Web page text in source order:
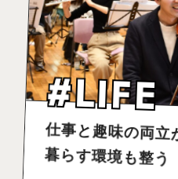
#LIFE
仕事と趣味の両立
暮らす環境も整う